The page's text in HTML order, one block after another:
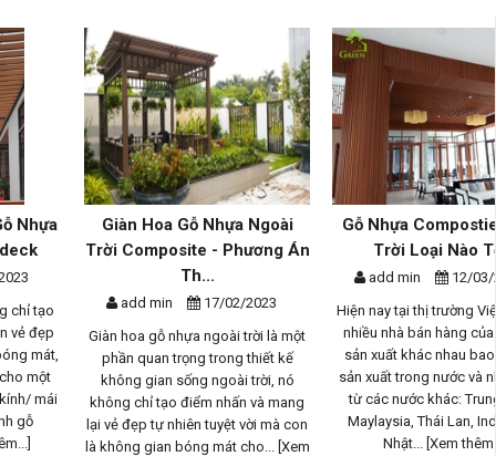
Giàn Hoa Gỗ Nhựa Ngoài
Trời Composite - Phương Án
17/02/2023
Giàn hoa gỗ nhựa ngoài trời là một
phần quan trọng trong thiết kế
không gian sống ngoài trời, nó
không chỉ tạo điểm nhấn và mang
lại vẻ đẹp tự nhiên tuyệt vời mà con
là không gian bóng mát cho...[Xem
Gỗ Nhựa Compostie Ngoài
Trời Loại Nào Tốt?
12/03/2022
Hiện nay tại thị trường Việt Nam có
nhiều nhà bán hàng của các nhà
sản xuất khác nhau bao gồm cả
sản xuất trong nước và nhập khẩu
từ các nước khác: Trung Quốc,
Maylaysia, Thái Lan, Indonesia,
[Xem thêm...]